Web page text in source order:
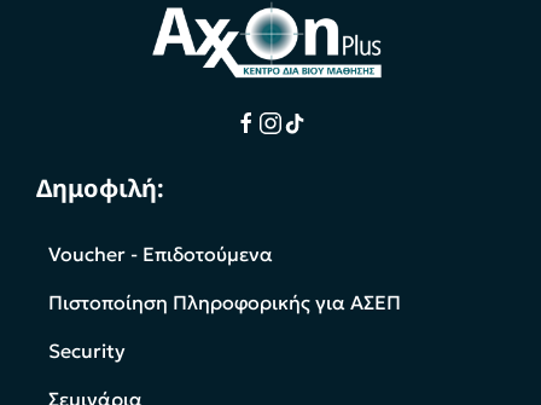
Δημοφιλή:
Voucher - Επιδοτούμενα
Πιστοποίηση Πληροφορικής για ΑΣΕΠ
Security
Σεμινάρια